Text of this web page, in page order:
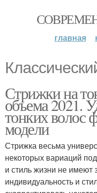
главная
Стрижки на
объема 2021.
тонких волос
модели
Стрижка весьма
некоторых вариаций
и стиль жизни не имеют
индивидуальность и